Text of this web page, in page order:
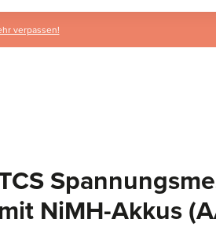
verpassen!
mit NiMH-Akkus